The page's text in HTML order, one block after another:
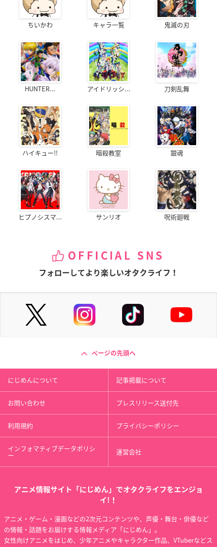
ちいかわ キャラ一覧 鬼滅の刃
HUNTER... アイドリッシ... 刀剣乱舞
ハイキュー!! 暗殺教室 銀魂
ヒプノシスマ... サンリオ 呪術廻戦
OFFICIAL SNS
フォローしてより楽しいオタクライフ！
ページの先頭へ
にじめんについて 記事掲載について
お問い合わせ プレスリリース送付先
利用規約 プライバシーポリシー
インフォマティブデータポリシ
ー 運営会社
アニメ情報サイト「にじめん」でオタクライフをエンジョ
イ!！
アニメ・ゲーム・漫画などの2次元コンテンツや、声優・舞台・俳優など
の情報・話題をお届けする情報メディア「にじめん」。
女性向けアニメをはじめ、少年アニメやキャラクター作品、VTuberなどス